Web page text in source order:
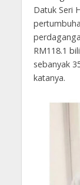
Datuk Seri
RM118.1
sebanyak
katanya.